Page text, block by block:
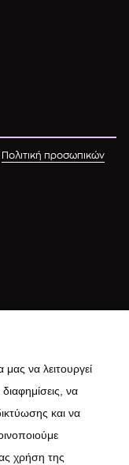
Πολιτική προσωπικών
να λειτουργεί
να
και να
χρήση της